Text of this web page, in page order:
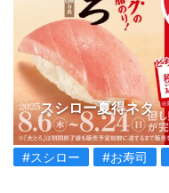
スシロー夏得ネタ
#スシロー #お寿司